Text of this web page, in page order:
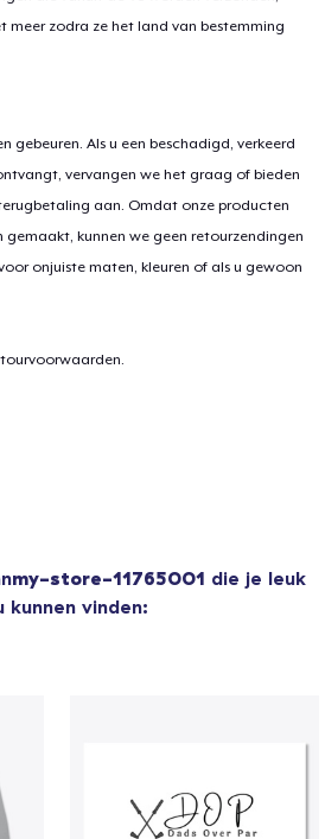
meer zodra ze het land van bestemming
gebeuren. Als u een beschadigd, verkeerd
vervangen we het graag of bieden
aan. Omdat onze producten
gemaakt, kunnen we geen retourzendingen
onjuiste maten, kleuren of als u gewoon
my-store-11765001 die je leuk
kunnen vinden: